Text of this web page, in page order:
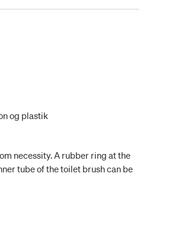
og plastik
necessity. A rubber ring at the
tube of the toilet brush can be